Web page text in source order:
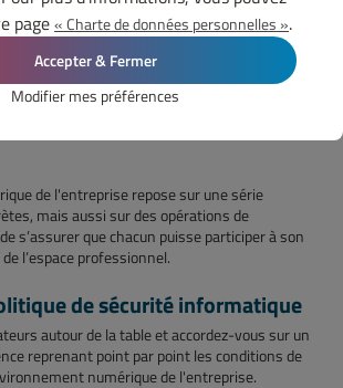
sécuriser
numérique
de l'entreprise repose sur une série
mais aussi sur des opérations de
s’assurer que chacun puisse participer à son
l’espace professionnel.
de sécurité informatique
autour de la table et accordez-vous sur un
reprenant point par point les conditions de
numérique de l'entreprise.
page « Charte de données personnelles ».
Accepter & Fermer
Modifier mes préférences